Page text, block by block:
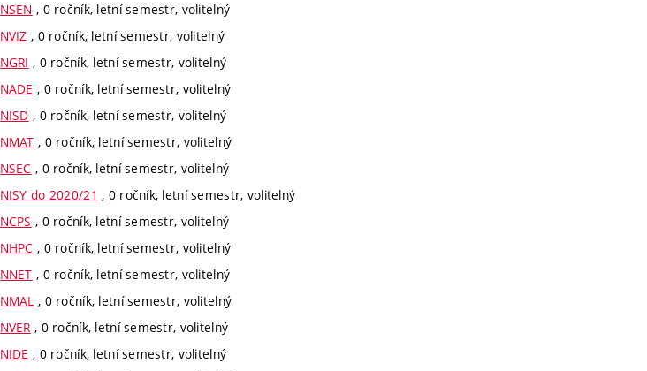
NSEN , 0 ročník, letní semestr, volitelný
NVIZ , 0 ročník, letní semestr, volitelný
NGRI , 0 ročník, letní semestr, volitelný
NADE , 0 ročník, letní semestr, volitelný
NISD , 0 ročník, letní semestr, volitelný
NMAT , 0 ročník, letní semestr, volitelný
NSEC , 0 ročník, letní semestr, volitelný
NISY do 2020/21 , 0 ročník, letní semestr, volitelný
NCPS , 0 ročník, letní semestr, volitelný
NHPC , 0 ročník, letní semestr, volitelný
NNET , 0 ročník, letní semestr, volitelný
NMAL , 0 ročník, letní semestr, volitelný
NVER , 0 ročník, letní semestr, volitelný
NIDE , 0 ročník, letní semestr, volitelný